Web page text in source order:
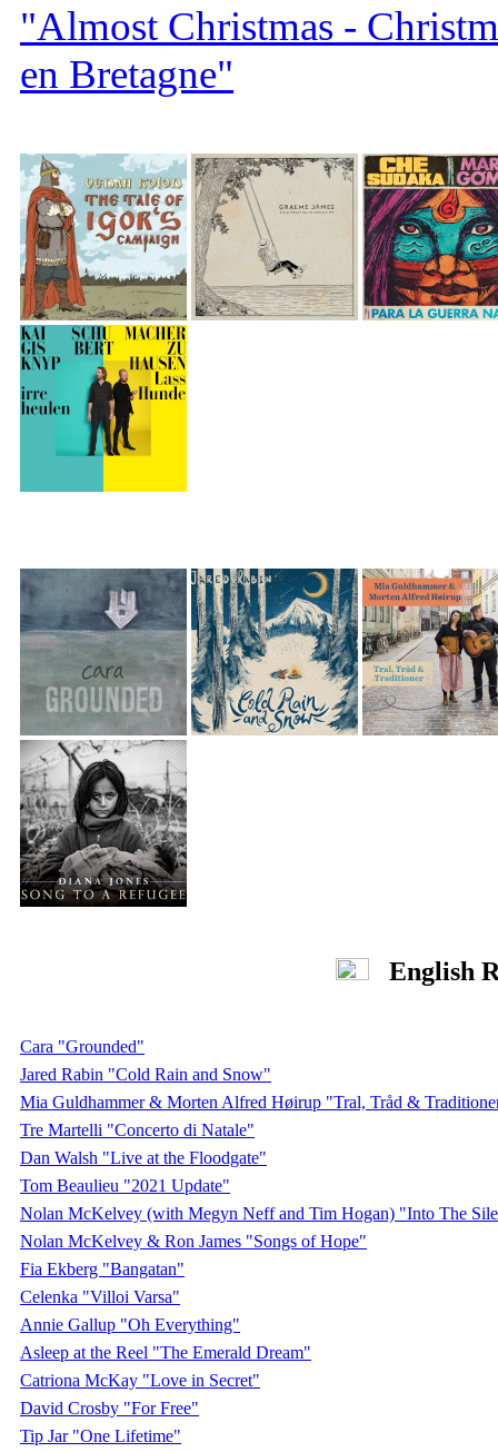
"Almost Christmas -
en Bretagne"
English
Cara "Grounded"
Jared Rabin "Cold Rain and Snow"
Mia Guldhammer & Morten Alfred Høirup "Tral, Tråd &
Tre Martelli "Concerto di Natale"
Dan Walsh "Live at the Floodgate"
Tom Beaulieu "2021 Update"
Nolan McKelvey (with Megyn Neff and Tim Hogan) "Into The
Nolan McKelvey & Ron James "Songs of Hope"
Fia Ekberg "Bangatan"
Celenka "Villoi Varsa"
Annie Gallup "Oh Everything"
Asleep at the Reel "The Emerald Dream"
Catriona McKay "Love in Secret"
David Crosby "For Free"
Tip Jar "One Lifetime"